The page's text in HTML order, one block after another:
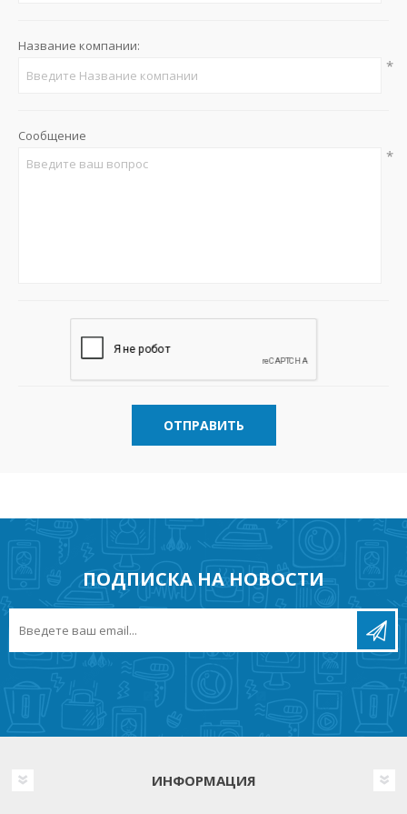
Название компании:
*
Сообщение
*
ОТПРАВИТЬ
ПОДПИСКА НА НОВОСТИ
ИНФОРМАЦИЯ